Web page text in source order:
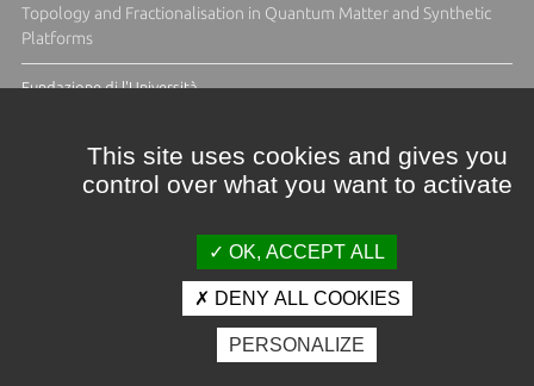
Topology and Fractionalisation in Quantum Matter and Synthetic
Platforms
Fundazione di l'Università
Crédits et mentions légales
Espace presse
Photothèque
This site uses cookies and gives you
control over what you want to activate
OK, ACCEPT ALL
DENY ALL COOKIES
PERSONALIZE